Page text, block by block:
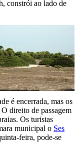
, constrói ao lado de
é encerrada, mas os
direito de passagem
Os turistas
municipal o Ses
feira, pode-se